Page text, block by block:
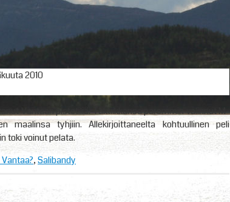
2010
Vantaan pistetiliä. Taktiikkansa paremmin valinnut M-
maalinsa tyhjiin. Allekirjoittaneelta kohtuullinen peli
toki voinut pelata.
,Salibandy